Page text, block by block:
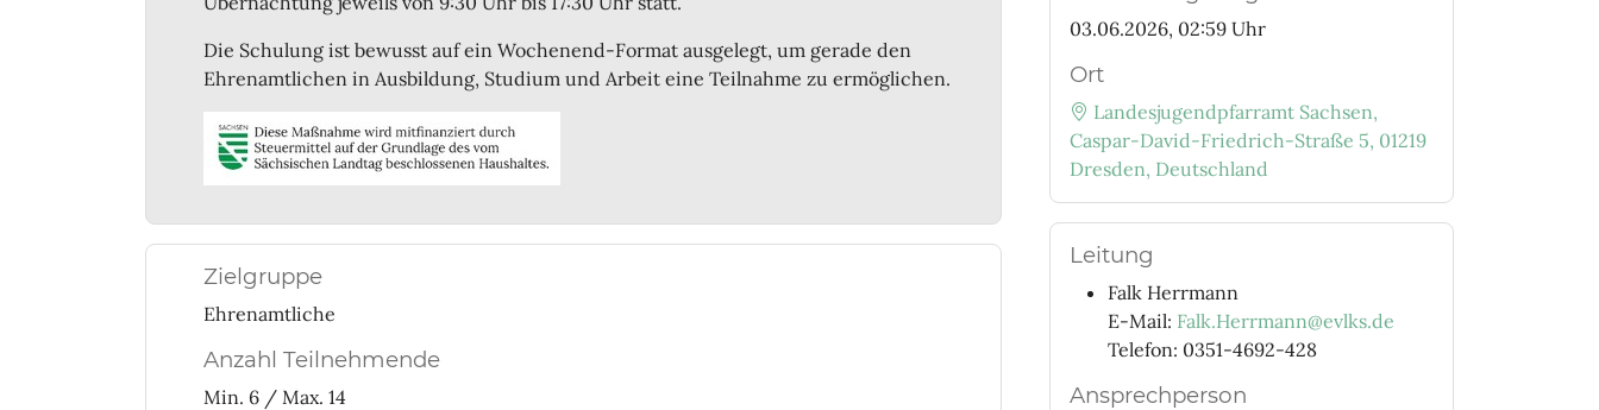
03.06.2026, 02:59 Uhr
Ort
Landesjugendpfarramt Sachsen,
Caspar-David-Friedrich-Straße 5, 01219
Dresden, Deutschland
Leitung
Falk Herrmann
E-Mail: Falk.Herrmann@evlks.de
Telefon: 0351-4692-428
Ansprechperson
Die Schulung ist bewusst auf ein Wochenend-Format ausgelegt, um gerade den
Ehrenamtlichen in Ausbildung, Studium und Arbeit eine Teilnahme zu ermöglichen.
Zielgruppe
Ehrenamtliche
Anzahl Teilnehmende
Min. 6 / Max. 14